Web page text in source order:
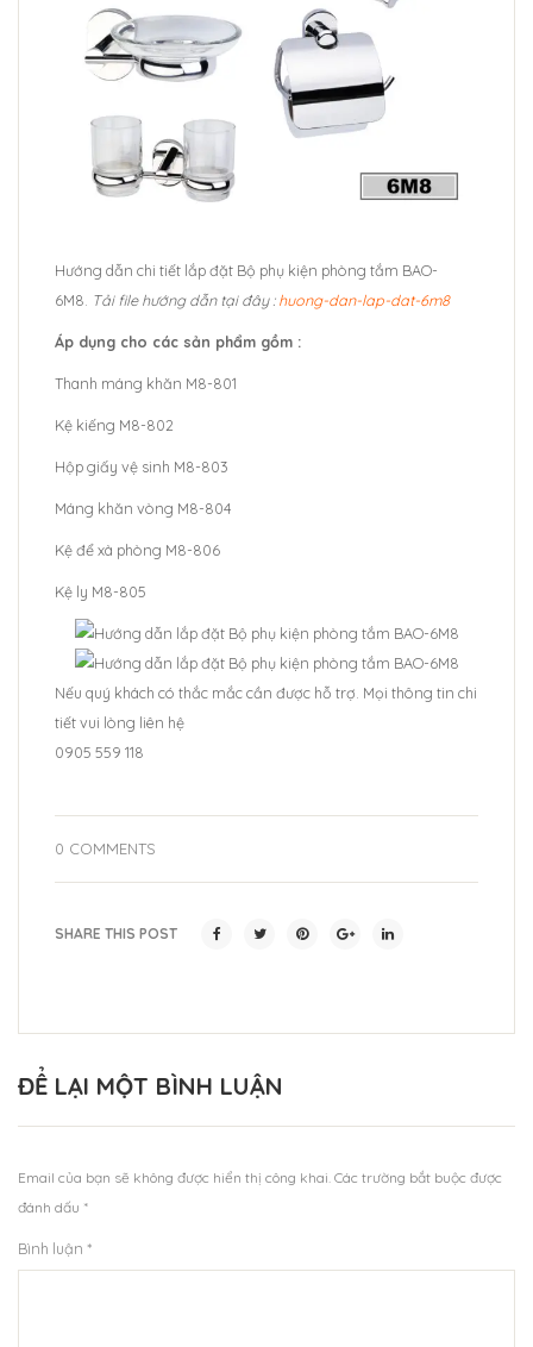
Hướng dẫn chi tiết lắp đặt Bộ phụ kiện phòng tắm BAO-
6M8. Tải file hướng dẫn tại đây :huong-dan-lap-dat-6m8
Áp dụng cho các sản phẩm gồm :
Thanh máng khăn M8-801
Kệ kiếng M8-802
Hộp giấy vệ sinh M8-803
Máng khăn vòng M8-804
Kệ để xà phòng M8-806
Kệ ly M8-805
Nếu quý khách có thắc mắc cần được hỗ trợ. Mọi thông tin chi
tiết vui lòng liên hệ
0905 559 118
0 COMMENTS
SHARE THIS POST
ĐỂ LẠI MỘT BÌNH LUẬN
Email của bạn sẽ không được hiển thị công khai. Các trường bắt buộc được
đánh dấu *
Bình luận *